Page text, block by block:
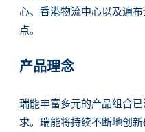
心、香港物流中心以及遍
点。
产品理念
瑞能丰富多元的产品组合
求。瑞能将持续不断地创